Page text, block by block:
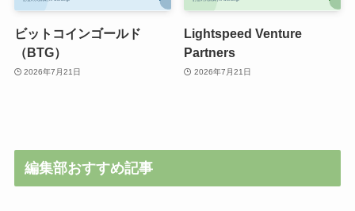
ビットコインゴールド
（BTG）
2026年7月21日
Lightspeed Venture
Partners
2026年7月21日
編集部おすすめ記事